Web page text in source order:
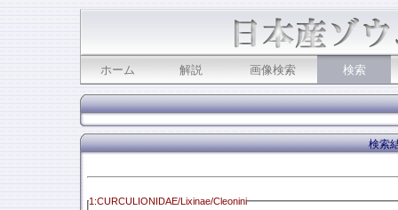
ホーム 解説 画像検索 検索
検索
1:CURCULIONIDAE/Lixinae/Cleonini